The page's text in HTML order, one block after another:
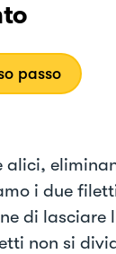
passo
alici,
i due
di
non si